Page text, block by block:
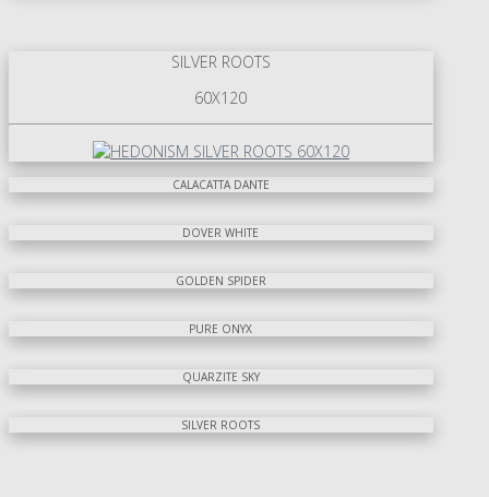
SILVER ROOTS
60X120
CALACATTA DANTE
DOVER WHITE
GOLDEN SPIDER
PURE ONYX
QUARZITE SKY
SILVER ROOTS